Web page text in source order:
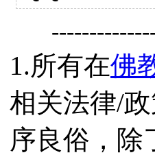
1.所有在佛
相关法律/
序良俗，除